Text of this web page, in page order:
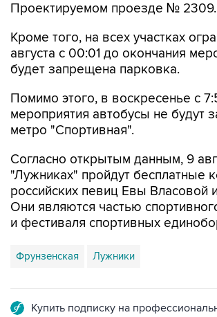
Проектируемом проезде № 2309.
Кроме того, на всех участках
августа с 00:01 до окончания
будет запрещена парковка.
Помимо этого, в воскресенье с
мероприятия автобусы не будут
метро "Спортивная".
Согласно открытым данным, 9
"Лужниках" пройдут бесплатные
российских певиц Евы Власовой
Они являются частью
и фестиваля спортивных
Фрунзенская Лужники
Купить подписку на